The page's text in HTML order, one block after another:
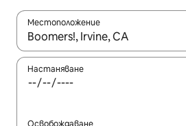
Местоположение
Когато резултатите се
Настаняване